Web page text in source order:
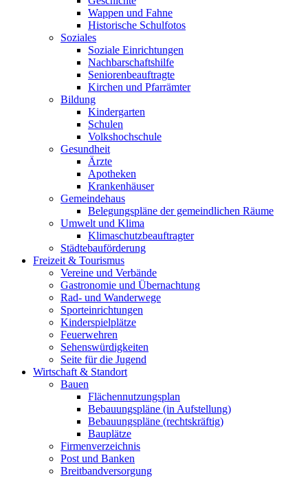
Wappen und Fahne
Historische Schulfotos
Soziales
Soziale Einrichtungen
Nachbarschaftshilfe
Seniorenbeauftragte
Kirchen und Pfarrämter
Bildung
Kindergarten
Schulen
Volkshochschule
Gesundheit
Ärzte
Apotheken
Krankenhäuser
Gemeindehaus
Belegungspläne der gemeindlichen Räume
Umwelt und Klima
Klimaschutzbeauftragter
Städtebauförderung
Freizeit & Tourismus
Vereine und Verbände
Gastronomie und Übernachtung
Rad- und Wanderwege
Sporteinrichtungen
Kinderspielplätze
Feuerwehren
Sehenswürdigkeiten
Seite für die Jugend
Wirtschaft & Standort
Bauen
Flächennutzungsplan
Bebauungspläne (in Aufstellung)
Bebauungspläne (rechtskräftig)
Bauplätze
Firmenverzeichnis
Post und Banken
Breitbandversorgung